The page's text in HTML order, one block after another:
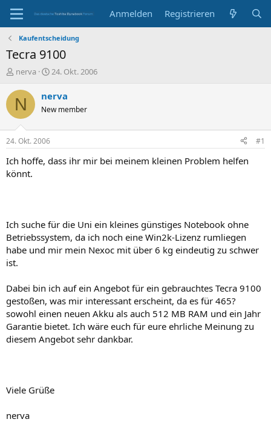
Anmelden Registrieren
Kaufentscheidung
Tecra 9100
E
s
t
e
r
nerva
E
s
e
t
a
24. Okt. 2006
N nerva
New member
24. Okt. 2006 #1
Ich hoffe, dass ihr mir bei meinem kleinen Problem helfen
könnt.
Ich suche für die Uni ein kleines günstiges Notebook ohne
Betriebssystem, da ich noch eine Win2k-Lizenz rumliegen
habe und mir mein Nexoc mit über 6 kg eindeutig zu schwer
ist.
Dabei bin ich auf ein Angebot für ein gebrauchtes Tecra 9100
gestoßen, was mir interessant erscheint, da es für 465?
sowohl einen neuen Akku als auch 512 MB RAM und ein Jahr
Garantie bietet. Ich wäre euch für eure ehrliche Meinung zu
diesem Angebot sehr dankbar.
Viele Grüße
nerva